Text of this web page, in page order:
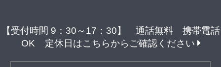
【受付時間 9：30～17：30】 通話無料 携帯電話
OK
定休日はこちらからご確認ください